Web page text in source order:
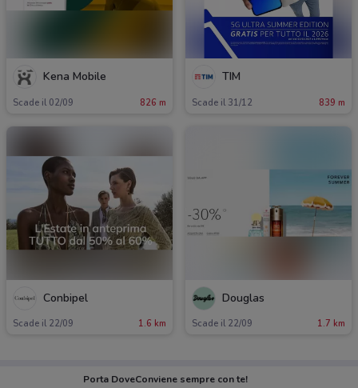
Kena Mobile
Scade il 02/09 826 m
TIM
Scade il 31/12 839 m
Conbipel
Scade il 22/09 1.6 km
Douglas
Scade il 22/09 1.7 km
Porta DoveConviene sempre con te!